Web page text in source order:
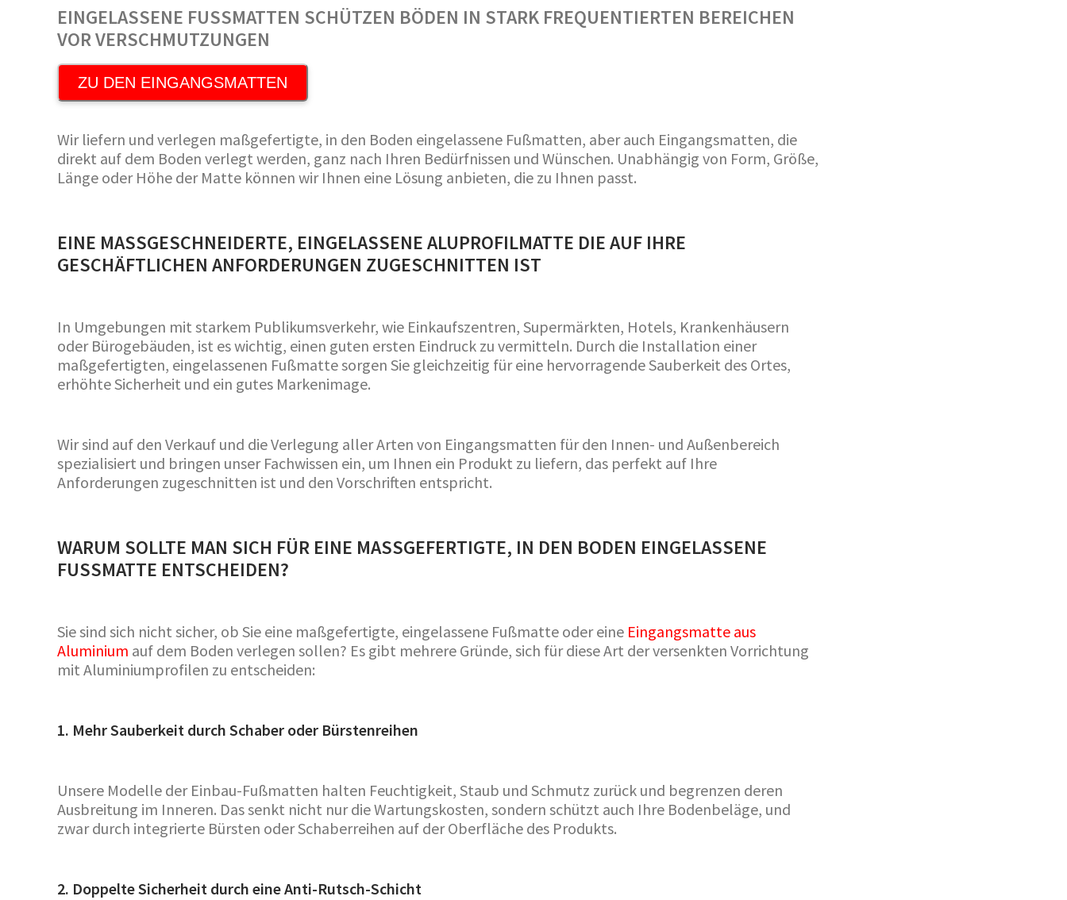
EINGELASSENE FUSSMATTEN SCHÜTZEN BÖDEN IN STARK FREQUENTIERTEN BEREICHEN V
OR VERSCHMUTZUNGEN
ZU DEN EINGANGSMATTEN
Wir liefern und verlegen maßgefertigte, in den Boden eingelassene Fußmatten, aber auch Eingangsmatten, die
direkt auf dem Boden verlegt werden, ganz nach Ihren Bedürfnissen und Wünschen. Unabhängig von Form, Größe,
Länge oder Höhe der Matte können wir Ihnen eine Lösung anbieten, die zu Ihnen passt.
EINE MASSGESCHNEIDERTE, EINGELASSENE ALUPROFILMATTE DIE AUF IHRE G
ESCHÄFTLICHEN ANFORDERUNGEN ZUGESCHNITTEN IST
In Umgebungen mit starkem Publikumsverkehr, wie Einkaufszentren, Supermärkten, Hotels, Krankenhäusern
oder Bürogebäuden, ist es wichtig, einen guten ersten Eindruck zu vermitteln. Durch die Installation einer
maßgefertigten, eingelassenen Fußmatte sorgen Sie gleichzeitig für eine hervorragende Sauberkeit des Ortes,
erhöhte Sicherheit und ein gutes Markenimage.
Wir sind auf den Verkauf und die Verlegung aller Arten von Eingangsmatten für den Innen- und Außenbereich
spezialisiert und bringen unser Fachwissen ein, um Ihnen ein Produkt zu liefern, das perfekt auf Ihre
Anforderungen zugeschnitten ist und den Vorschriften entspricht.
WARUM SOLLTE MAN SICH FÜR EINE MASSGEFERTIGTE, IN DEN BODEN EINGELASSENE F
USSMATTE ENTSCHEIDEN?
Sie sind sich nicht sicher, ob Sie eine maßgefertigte, eingelassene Fußmatte oder eine Eingangsmatte aus
Aluminium auf dem Boden verlegen sollen? Es gibt mehrere Gründe, sich für diese Art der versenkten Vorrichtung
mit Aluminiumprofilen zu entscheiden:
1. Mehr Sauberkeit durch Schaber oder Bürstenreihen
Unsere Modelle der Einbau-Fußmatten halten Feuchtigkeit, Staub und Schmutz zurück und begrenzen deren
Ausbreitung im Inneren. Das senkt nicht nur die Wartungskosten, sondern schützt auch Ihre Bodenbeläge, und
zwar durch integrierte Bürsten oder Schaberreihen auf der Oberfläche des Produkts.
2. Doppelte Sicherheit durch eine Anti-Rutsch-Schicht